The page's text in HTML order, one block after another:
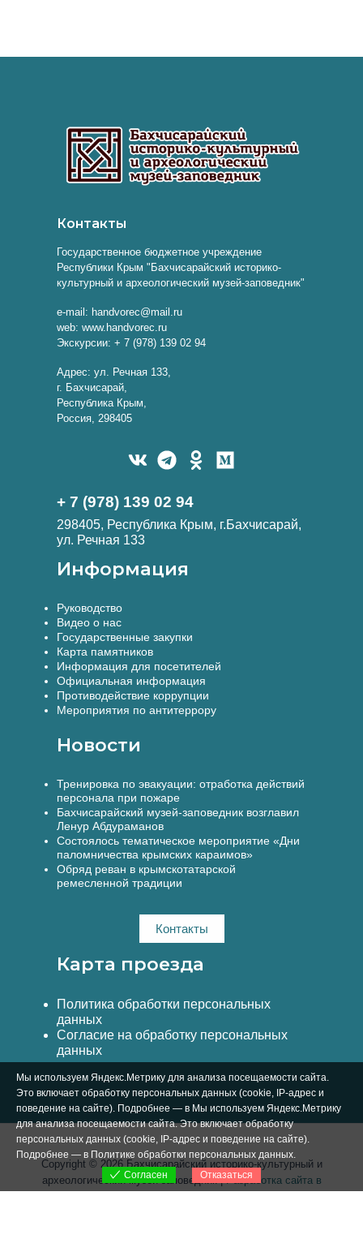
Контакты
Государственное бюджетное учреждение
Республики Крым "Бахчисарайский историко-
культурный и археологический музей-заповедник"
e-mail: handvorec@mail.ru
web: www.handvorec.ru
Экскурсии: + 7 (978) 139 02 94
Адрес: ул. Речная 133,
г. Бахчисарай,
Республика Крым,
Россия, 298405
+ 7 (978) 139 02 94
298405, Республика Крым, г.Бахчисарай,
ул. Речная 133
Информация
Руководство
Видео о нас
Государственные закупки
Карта памятников
Информация для посетителей
Официальная информация
Противодействие коррупции
Мероприятия по антитеррору
Новости
Тренировка по эвакуации: отработка действий
персонала при пожаре
Бахчисарайский музей-заповедник возглавил
Ленур Абдураманов
Состоялось тематическое мероприятие «Дни
паломничества крымских караимов»
Обряд реван в крымскотатарской
ремесленной традиции
Контакты
Карта проезда
Политика обработки персональных
данных
Согласие на обработку персональных
данных
Copyright © 2026 Бахчисарайский историко-культурный и
археологический музей-заповедник |Разработка сайта в
Мы используем Яндекс.Метрику для анализа посещаемости сайта.
Это включает обработку персональных данных (cookie, IP-адрес и
поведение на сайте). Подробнее — в Мы используем Яндекс.Метрику
для анализа посещаемости сайта. Это включает обработку
персональных данных (cookie, IP-адрес и поведение на сайте).
Подробнее — в Политике обработки персональных данных.
Согласен
Отказаться